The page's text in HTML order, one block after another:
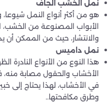
نمل الخشب الجاف
هو من أكثر أنواع النمل
الأبواب المصنوعة من الخشب،
والانتشار، حيث من الممكن أن
نمل داميس
هذا النوع من الأنواع النادرة
الأخشاب والحقول مصابة منه،
في الأخشاب، لهذا يحتاج إلى
وطرق مكافحتها..